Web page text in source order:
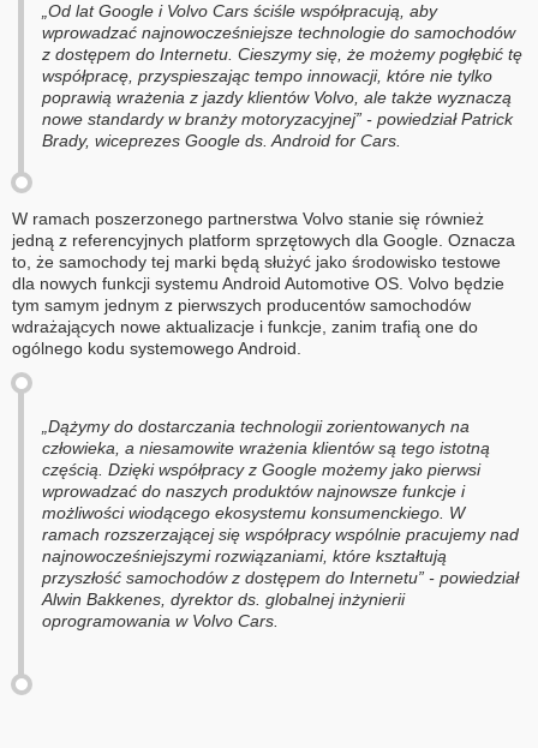
„Od lat Google i Volvo Cars ściśle współpracują, aby
wprowadzać najnowocześniejsze technologie do samochodów
z dostępem do Internetu. Cieszymy się, że możemy pogłębić tę
współpracę, przyspieszając tempo innowacji, które nie tylko
poprawią wrażenia z jazdy klientów Volvo, ale także wyznaczą
nowe standardy w branży motoryzacyjnej” - powiedział Patrick
Brady, wiceprezes Google ds. Android for Cars.
W ramach poszerzonego partnerstwa Volvo stanie się również
jedną z referencyjnych platform sprzętowych dla Google. Oznacza
to, że samochody tej marki będą służyć jako środowisko testowe
dla nowych funkcji systemu Android Automotive OS. Volvo będzie
tym samym jednym z pierwszych producentów samochodów
wdrażających nowe aktualizacje i funkcje, zanim trafią one do
ogólnego kodu systemowego Android.
„Dążymy do dostarczania technologii zorientowanych na
człowieka, a niesamowite wrażenia klientów są tego istotną
częścią. Dzięki współpracy z Google możemy jako pierwsi
wprowadzać do naszych produktów najnowsze funkcje i
możliwości wiodącego ekosystemu konsumenckiego. W
ramach rozszerzającej się współpracy wspólnie pracujemy nad
najnowocześniejszymi rozwiązaniami, które kształtują
przyszłość samochodów z dostępem do Internetu” - powiedział
Alwin Bakkenes, dyrektor ds. globalnej inżynierii
oprogramowania w Volvo Cars.